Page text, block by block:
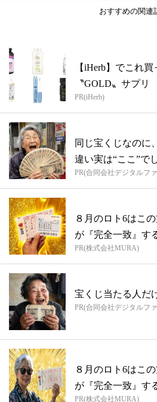
おすすめの関連
【iHerb】でこれ
〝GOLD〟サプリ
PR(iHerb)
同じ宝くじなのに
違い実は“ここ”で
PR(合同会社デジタルフ
８月のロト6はこ
が『完全一致』す
PR(株式会社MURA)
宝くじ当たる人だ
PR(合同会社デジタルフ
８月のロト6はこ
が『完全一致』す
PR(株式会社MURA)